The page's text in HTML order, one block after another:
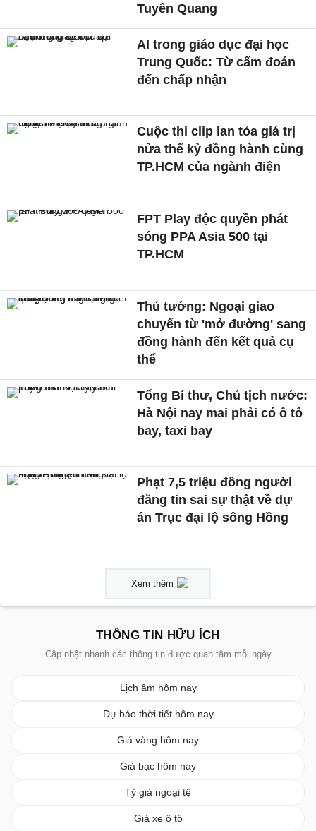
Tuyên Quang
AI trong giáo dục đại học
Trung Quốc: Từ cấm đoán
đến chấp nhận
Cuộc thi clip lan tỏa giá trị
nửa thế kỷ đồng hành cùng
TP.HCM của ngành điện
FPT Play độc quyền phát
sóng PPA Asia 500 tại
TP.HCM
Thủ tướng: Ngoại giao
chuyển từ 'mở đường' sang
đồng hành đến kết quả cụ
thể
Tổng Bí thư, Chủ tịch nước:
Hà Nội nay mai phải có ô tô
bay, taxi bay
Phạt 7,5 triệu đồng người
đăng tin sai sự thật về dự
án Trục đại lộ sông Hồng
Xem thêm
THÔNG TIN HỮU ÍCH
Cập nhật nhanh các thông tin được quan tâm mỗi ngày
Lịch âm hôm nay
Dự báo thời tiết hôm nay
Giá vàng hôm nay
Giá bạc hôm nay
Tỷ giá ngoại tệ
Giá xe ô tô